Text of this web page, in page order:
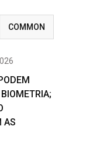
COMMON
AS